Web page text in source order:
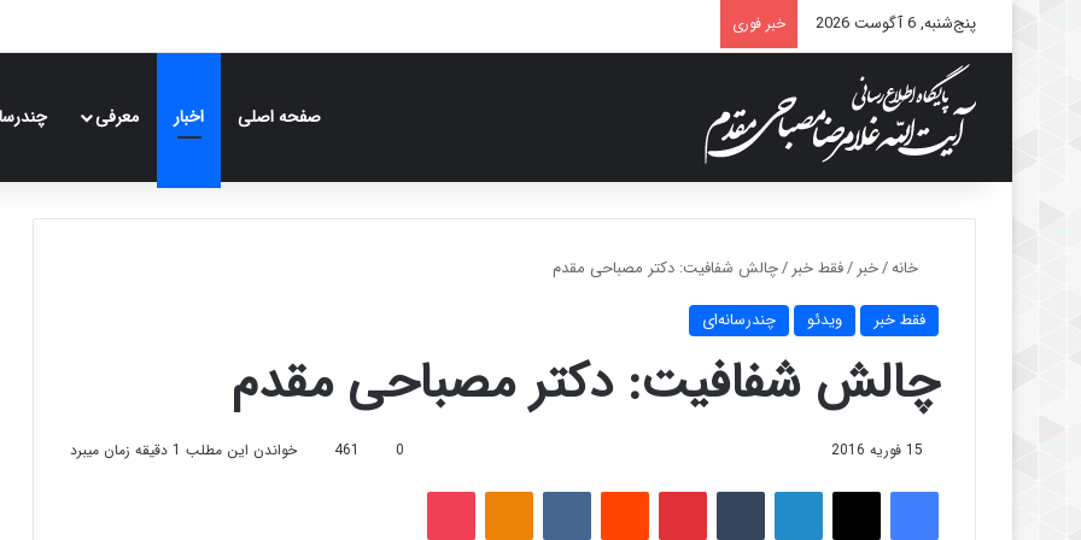
پنج‌شنبه, 6 آگوست 2026 خبر فوری
صفحه اصلی اخبار معرفی
خانه/خبر /فقط خبر /چالش شفافیت: دکتر مصباحی مقدم
فقط خبر ویدئو چندرسانه‌ای
چالش شفافیت: دکتر مصباحی مقدم
15 فوریه 2016 0
461 خواندن این مطلب 1 دقیقه زمان میبرد
فیس بوک لینکدین ‫پین‌ترست ‫رددیت